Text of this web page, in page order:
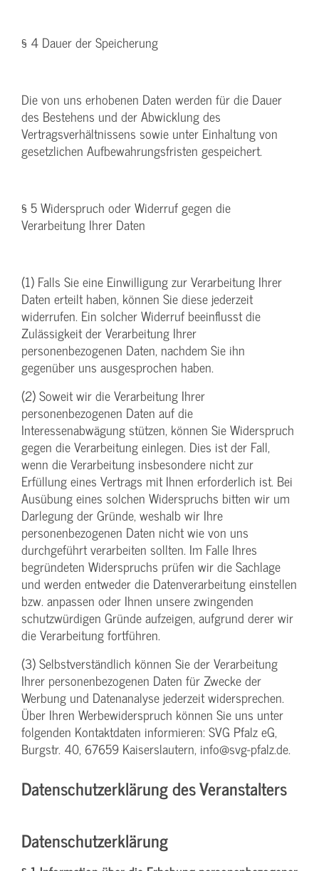
§ 4 Dauer der Speicherung
Die von uns erhobenen Daten werden für die Dauer
des Bestehens und der Abwicklung des
Vertragsverhältnissens sowie unter Einhaltung von
gesetzlichen Aufbewahrungsfristen gespeichert.
§ 5 Widerspruch oder Widerruf gegen die
Verarbeitung Ihrer Daten
(1) Falls Sie eine Einwilligung zur Verarbeitung Ihrer
Daten erteilt haben, können Sie diese jederzeit
widerrufen. Ein solcher Widerruf beeinflusst die
Zulässigkeit der Verarbeitung Ihrer
personenbezogenen Daten, nachdem Sie ihn
gegenüber uns ausgesprochen haben.
(2) Soweit wir die Verarbeitung Ihrer
personenbezogenen Daten auf die
Interessenabwägung stützen, können Sie Widerspruch
gegen die Verarbeitung einlegen. Dies ist der Fall,
wenn die Verarbeitung insbesondere nicht zur
Erfüllung eines Vertrags mit Ihnen erforderlich ist. Bei
Ausübung eines solchen Widerspruchs bitten wir um
Darlegung der Gründe, weshalb wir Ihre
personenbezogenen Daten nicht wie von uns
durchgeführt verarbeiten sollten. Im Falle Ihres
begründeten Widerspruchs prüfen wir die Sachlage
und werden entweder die Datenverarbeitung einstellen
bzw. anpassen oder Ihnen unsere zwingenden
schutzwürdigen Gründe aufzeigen, aufgrund derer wir
die Verarbeitung fortführen.
(3) Selbstverständlich können Sie der Verarbeitung
Ihrer personenbezogenen Daten für Zwecke der
Werbung und Datenanalyse jederzeit widersprechen.
Über Ihren Werbewiderspruch können Sie uns unter
folgenden Kontaktdaten informieren: SVG Pfalz eG,
Burgstr. 40, 67659 Kaiserslautern, info@svg-pfalz.de.
Datenschutzerklärung des Veranstalters
Datenschutzerklärung